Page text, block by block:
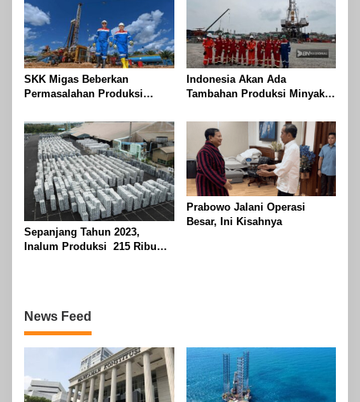
SKK Migas Beberkan
Permasalahan Produksi
Target
Indonesia Akan Ada
Tambahan Produksi Minyak
Sepanjang Tahun 2023,
Inalum Produksi 215 Ribu
Prabowo Jalani Operasi
Besar, Ini Kisahnya
News Feed